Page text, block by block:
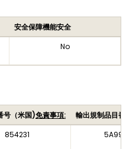
安全保障機能安全
No
号（米国)免責事項:
輸出規制品目番号
854231 5A992C